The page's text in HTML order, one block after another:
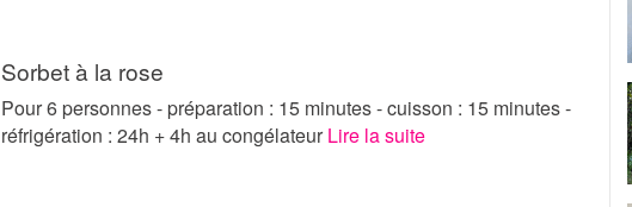
Sorbet à la rose
Pour 6 personnes - préparation : 15 minutes - cuisson : 15 minutes -
réfrigération : 24h + 4h au congélateurLire la suite